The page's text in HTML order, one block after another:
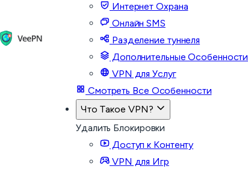
Интернет Охрана
Онлайн SMS
Разделение туннеля
Дополнительные Особенности
VPN для Услуг
Смотреть Все Особенности
Что Такое VPN?
Удалить Блокировки
Доступ к Контенту
VPN для Игр